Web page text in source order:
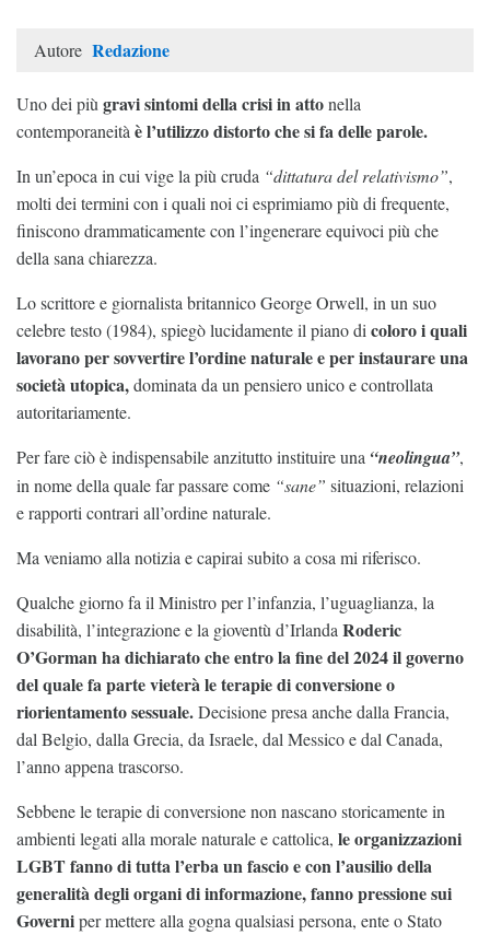
Autore Redazione
Uno dei piùgravi sintomi della crisi in attonella
contemporaneitàè l’utilizzo distorto che si fa delle parole.
In un’epoca in cui vige la più cruda “dittatura del relativismo”,
molti dei termini con i quali noi ci esprimiamo più di frequente,
finiscono drammaticamente con l’ingenerare equivoci più che
della sana chiarezza.
Lo scrittore e giornalista britannico George Orwell, in un suo
celebre testo (1984), spiegò lucidamente il piano dicoloro i quali
lavorano per sovvertire l’ordine naturale e per instaurare una
società utopica,dominata da un pensiero unico e controllata
autoritariamente.
Per fare ciò è indispensabile anzitutto instituire una “neolingua”,
in nome della quale far passare come “sane” situazioni, relazioni
e rapporti contrari all’ordine naturale.
Ma veniamo alla notizia e capirai subito a cosa mi riferisco.
Qualche giorno fa il Ministro per l’infanzia, l’uguaglianza, la
disabilità, l’integrazione e la gioventù d’IrlandaRoderic
O’Gorman ha dichiarato che entro la fine del 2024 il governo
del quale fa parte vieterà le terapie di conversione o
riorientamento sessuale.Decisione presa anche dalla Francia,
dal Belgio, dalla Grecia, da Israele, dal Messico e dal Canada,
l’anno appena trascorso.
Sebbene le terapie di conversione non nascano storicamente in
ambienti legati alla morale naturale e cattolica, le organizzazioni
LGBT fanno di tutta l’erba un fascio e con l’ausilio della
generalità degli organi di informazione, fanno pressione sui
Governiper mettere alla gogna qualsiasi persona, ente o Stato